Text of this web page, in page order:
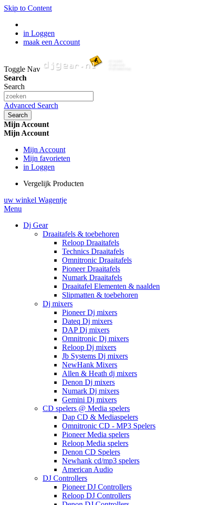
Skip to Content
in Loggen
maak een Account
Toggle Nav
Search
Search
Advanced Search
Search
Mijn Account
Mijn Account
Mijn Account
Mijn favorieten
in Loggen
Vergelijk Producten
uw winkel Wagentje
Menu
Dj Gear
Draaitafels & toebehoren
Reloop Draaitafels
Technics Draaitafels
Omnitronic Draaitafels
Pioneer Draaitafels
Numark Draaitafels
Draaitafel Elementen & naalden
Slipmatten & toebehoren
Dj mixers
Pioneer Dj mixers
Dateq Dj mixers
DAP Dj mixers
Omnitronic Dj mixers
Reloop Dj mixers
Jb Systems Dj mixers
NewHank Mixers
Allen & Heath dj mixers
Denon Dj mixers
Numark Dj mixers
Gemini Dj mixers
CD spelers @ Media spelers
Dap CD & Mediaspelers
Omnitronic CD - MP3 Spelers
Pioneer Media spelers
Reloop Media spelers
Denon CD Spelers
Newhank cd/mp3 spelers
American Audio
DJ Controllers
Pioneer DJ Controllers
Reloop DJ Controllers